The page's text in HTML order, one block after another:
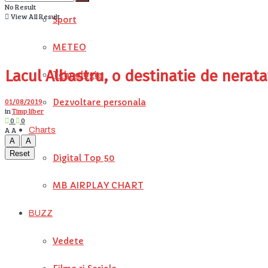
Sport
METEO
Tehnologie
Dezvoltare personala
Charts
Digital Top 50
MB AIRPLAY CHART
BUZZ
Vedete
No Result
View All Result
Lacul Albastru, o destinatie de
01/08/2019
inTimp liber
0
0
A A
A
A
Reset